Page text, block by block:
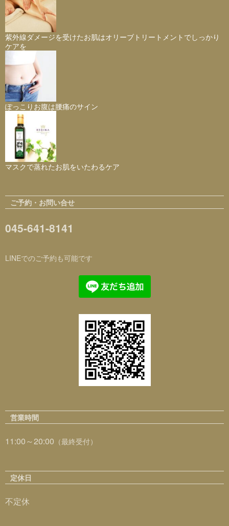
紫外線ダメージを受けたお肌はオリーブトリートメントでしっかり
ケアを
ぽっこりお腹は腰痛のサイン
マスクで蒸れたお肌をいたわるケア
ご予約・お問い合せ
045-641-8141
LINEでのご予約も可能です
営業時間
11:00～20:00 （最終受付）
定休日
不定休